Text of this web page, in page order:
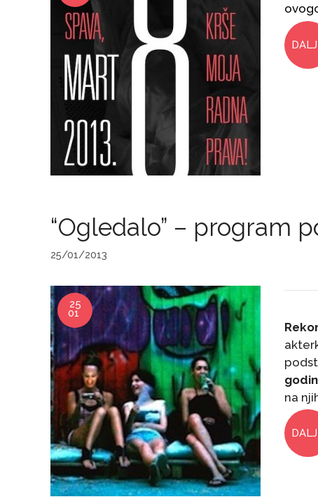
“Ogledalo” – program
25/01/2013
25
01
na